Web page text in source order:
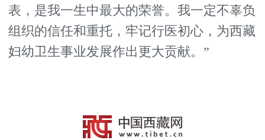
表，是我一生中最大的荣誉。我一定不辜负
组织的信任和重托，牢记行医初心，为西藏
妇幼卫生事业发展作出更大贡献。”